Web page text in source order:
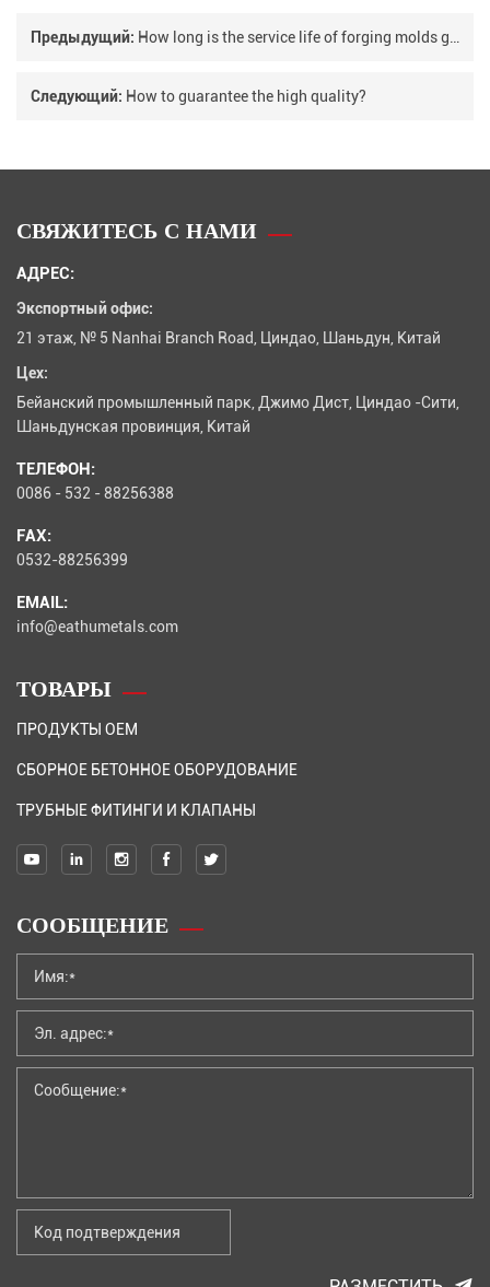
Предыдущий: How long is the service life of forging molds generally?
Следующий: How to guarantee the high quality?
СВЯЖИТЕСЬ С НАМИ
АДРЕС:
Экспортный офис:
21 этаж, № 5 Nanhai Branch Road, Циндао, Шаньдун, Китай
Цех:
Бейанский промышленный парк, Джимо Дист, Циндао -Сити,
Шаньдунская провинция, Китай
ТЕЛЕФОН:
0086 - 532 - 88256388
FAX:
0532-88256399
EMAIL:
info@eathumetals.com
ТОВАРЫ
ПРОДУКТЫ OEM
СБОРНОЕ БЕТОННОЕ ОБОРУДОВАНИЕ
ТРУБНЫЕ ФИТИНГИ И КЛАПАНЫ
СООБЩЕНИЕ